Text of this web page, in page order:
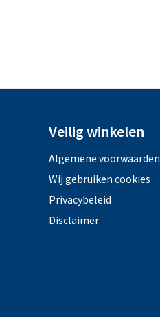
Veilig winkelen
Algemene voorwaarden
Wij gebruiken cookies
Privacybeleid
Disclaimer